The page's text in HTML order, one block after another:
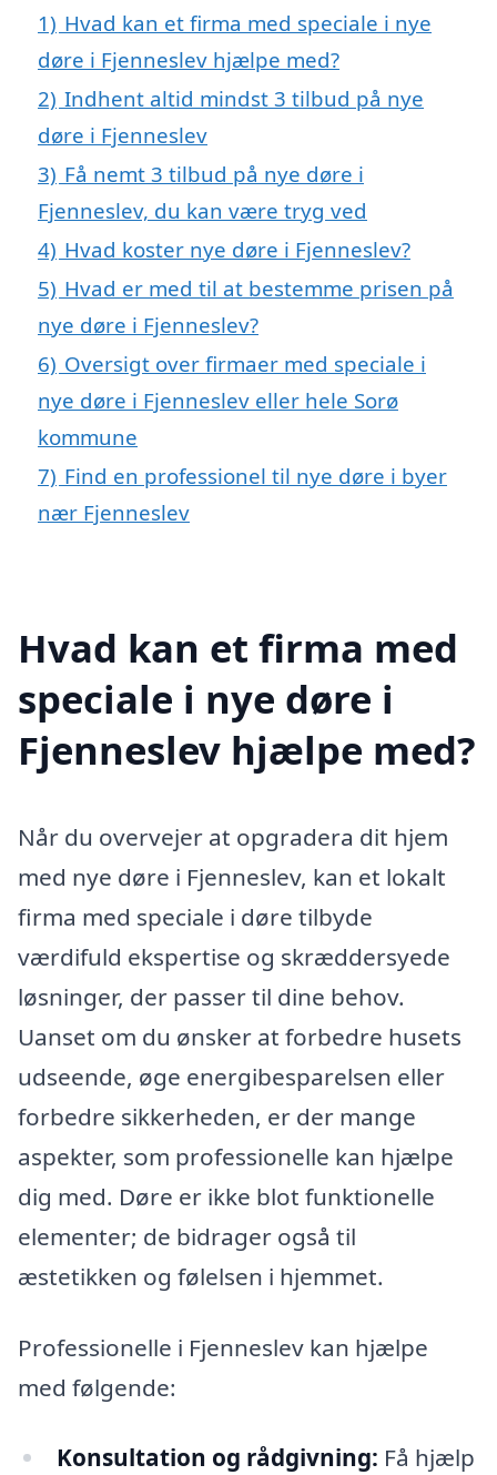
1) Hvad kan et firma med speciale i nye
døre i Fjenneslev hjælpe med?
2) Indhent altid mindst 3 tilbud på nye
døre i Fjenneslev
3) Få nemt 3 tilbud på nye døre i
Fjenneslev, du kan være tryg ved
4) Hvad koster nye døre i Fjenneslev?
5) Hvad er med til at bestemme prisen på
nye døre i Fjenneslev?
6) Oversigt over firmaer med speciale i
nye døre i Fjenneslev eller hele Sorø
kommune
7) Find en professionel til nye døre i byer
nær Fjenneslev
Hvad kan et firma med
speciale i nye døre i
Fjenneslev hjælpe med?
Når du overvejer at opgradera dit hjem
med nye døre i Fjenneslev, kan et lokalt
firma med speciale i døre tilbyde
værdifuld ekspertise og skræddersyede
løsninger, der passer til dine behov.
Uanset om du ønsker at forbedre husets
udseende, øge energibesparelsen eller
forbedre sikkerheden, er der mange
aspekter, som professionelle kan hjælpe
dig med. Døre er ikke blot funktionelle
elementer; de bidrager også til
æstetikken og følelsen i hjemmet.
Professionelle i Fjenneslev kan hjælpe
med følgende:
Konsultation og rådgivning: Få hjælp